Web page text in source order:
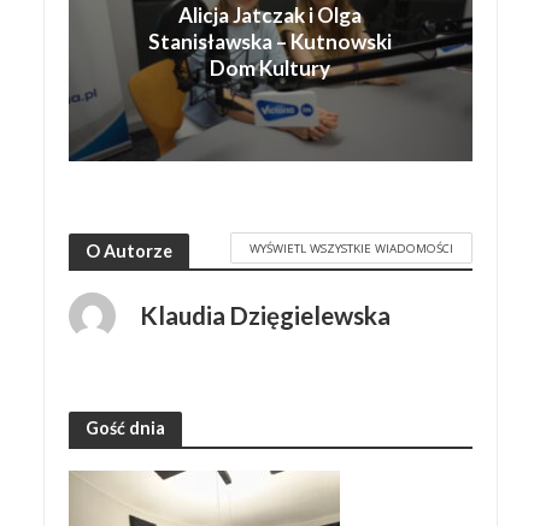
Alicja Jatczak i Olga
Stanisławska – Kutnowski
Dom Kultury
O Autorze WYŚWIETL WSZYSTKIE WIADOMOŚCI
Klaudia Dzięgielewska
Gość dnia